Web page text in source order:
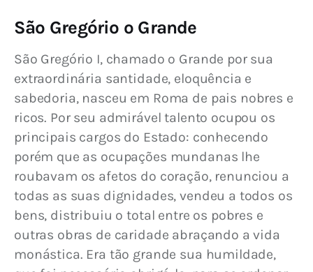
São Gregório o Grande
São Gregório I, chamado o Grande por sua
extraordinária santidade, eloquência e
sabedoria, nasceu em Roma de pais nobres e
ricos. Por seu admirável talento ocupou os
principais cargos do Estado: conhecendo
porém que as ocupações mundanas lhe
roubavam os afetos do coração, renunciou a
todas as suas dignidades, vendeu a todos os
bens, distribuiu o total entre os pobres e
outras obras de caridade abraçando a vida
monástica. Era tão grande sua humildade,